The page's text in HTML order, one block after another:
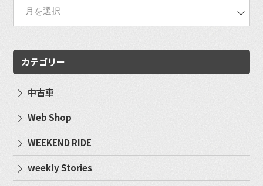
カテゴリー
中古車
Web Shop
WEEKEND RIDE
weekly Stories